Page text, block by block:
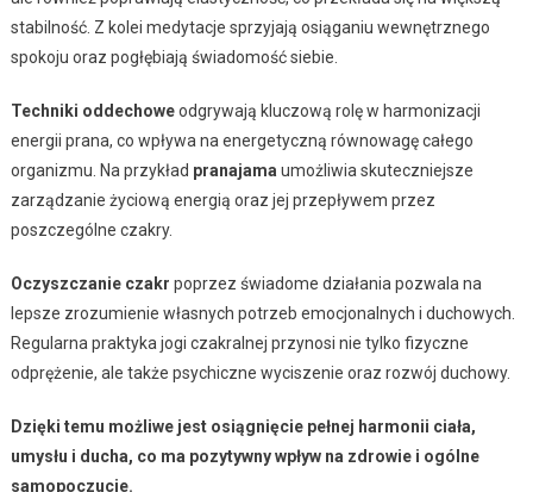
stabilność. Z kolei medytacje sprzyjają osiąganiu wewnętrznego
spokoju oraz pogłębiają świadomość siebie.
Techniki oddechoweodgrywają kluczową rolę w harmonizacji
energii prana, co wpływa na energetyczną równowagę całego
organizmu. Na przykład pranajama umożliwia skuteczniejsze
zarządzanie życiową energią oraz jej przepływem przez
poszczególne czakry.
Oczyszczanie czakr poprzez świadome działania pozwala na
lepsze zrozumienie własnych potrzeb emocjonalnych i duchowych.
Regularna praktyka jogi czakralnej przynosi nie tylko fizyczne
odprężenie, ale także psychiczne wyciszenie oraz rozwój duchowy.
Dzięki temu możliwe jest osiągnięcie pełnej harmonii ciała,
umysłu i ducha, co ma pozytywny wpływ na zdrowie i ogólne
samopoczucie.